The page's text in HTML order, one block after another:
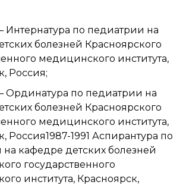
Интернатура по педиатрии на
болезней Красноярского
медицинского института,
Россия;
– Ординатура по педиатрии на
болезней Красноярского
медицинского института,
Россия1987-1991 Аспирантура по
кафедре детских болезней
государственного
института, Красноярск,